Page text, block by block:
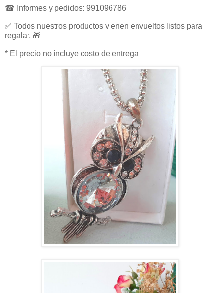
☎ Informes y pedidos: 991096786
✅ Todos nuestros productos vienen envueltos listos para
regalar, 🎁
* El precio no incluye costo de entrega